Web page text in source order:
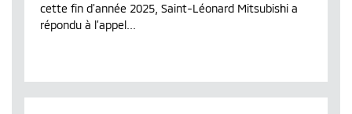
cette fin d’année 2025, Saint-Léonard Mitsubishi a
répondu à l’appel...